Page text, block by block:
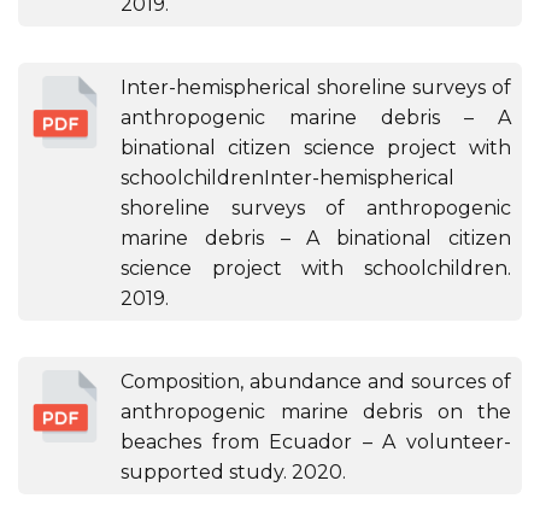
Inter-hemispherical shoreline surveys of
anthropogenic marine debris – A
binational citizen science project with
schoolchildrenInter-hemispherical
shoreline surveys of anthropogenic
marine debris – A binational citizen
science project with schoolchildren.
2019.
Composition, abundance and sources of
anthropogenic marine debris on the
beaches from Ecuador – A volunteer-
supported study. 2020.